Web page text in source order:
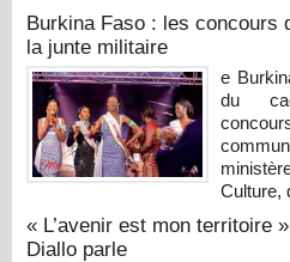
Burkina Faso : les concours
la junte militaire
e
du
Culture,
« L’avenir est mon territoire
Diallo parle